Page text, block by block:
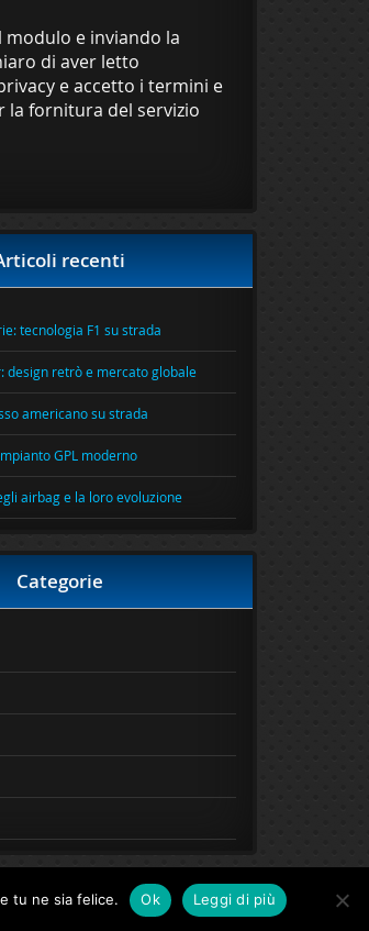
modulo e inviando la
di aver letto
e accetto i termini e
la fornitura del servizio
recenti
tecnologia F1 su strada
design retrò e mercato globale
americano su strada
GPL moderno
airbag e la loro evoluzione
Categorie
tu ne sia felice. Ok Leggi di più